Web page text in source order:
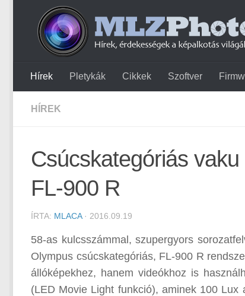
Hírek Pletykák Cikkek Szoftver
HÍREK
Csúcskategóriás
FL-900 R
ÍRTA: MLACA· 2016.09.19
58-as kulcsszámmal, szupergyors
Olympus csúcskategóriás, FL-900 R
állóképekhez, hanem videókhoz is
(LED Movie Light funkció), aminek 100